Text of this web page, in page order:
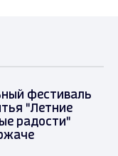
фестиваль
"Летние
радости"